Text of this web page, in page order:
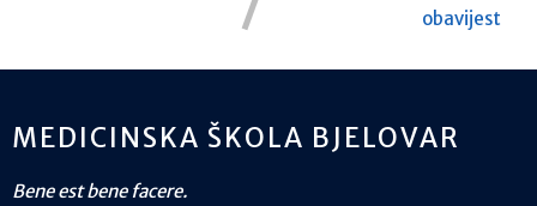
obavijest
MEDICINSKA ŠKOLA BJELOVAR
Bene est bene facere.